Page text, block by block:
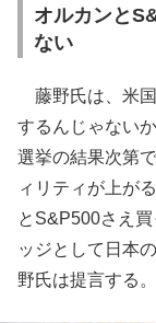
オルカンと
ない
藤野氏は、米
するんじゃない
選挙の結果次第
ィリティが上が
とS&P500さえ
ッジとして日本
野氏は提言する。